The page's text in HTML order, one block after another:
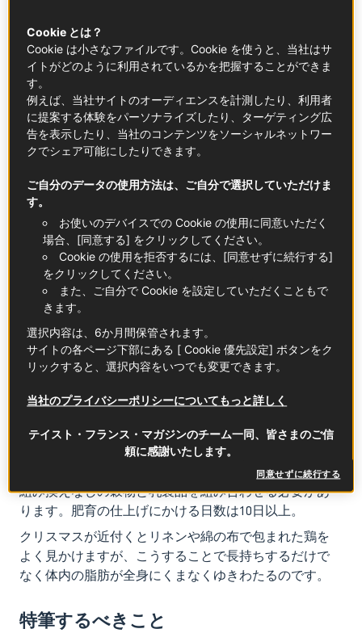
のないその風味と柔らかな食感は厳格な仕様に
基づく管理の賜物なのです。
知っておきたいこと
ブレス鶏という呼称が初めて登場したのは16世紀末。
サヴォワ地方の侵略者からこの街を守った領主に丸々
との記録がブール＝カン＝ブレスに残っています。極
ことが伺えるエピソードといえるでしょう。それから2
世紀以上の時を経て、ブレス鶏はブリア＝サヴァラン
のお墨付きを獲得します。この著名な美食家は自著
『味覚の生理学』の中でブレス鶏を『家禽の女王、王
の家禽』と称えました。
1957年には国民議会がブリア＝サヴァランの教えに倣
いAOC（原産地統制呼称）を認定。その後、ブレス鶏
はAOP認定を獲得します。仕様書は厳格この上なく、屋
外（豊かな牧草地15 m2）と快適な鶏舎（1 m2あたり12
月、七面鳥7ヵ月、シャポン8ヵ月とされ、さらに餌に
ついては全体の3分の1が自然界で自ら捕獲する虫な
ど、残りの3分の2はAOP認定地域内で生産された遺伝子
組み換えなしの穀物と乳製品を組み合わせる必要があ
ります。肥育の仕上げにかける日数は10日以上。
クリスマスが近付くとリネンや綿の布で包まれた鶏を
よく見かけますが、こうすることで長持ちするだけで
なく体内の脂肪が全身にくまなくゆきわたるのです。
特筆するべきこと
Cookie とは？
Cookie は小さなファイルです。Cookie を使うと、当社はサ
イトがどのように利用されているかを把握することができま
す。
例えば、当社サイトのオーディエンスを計測したり、利用者
に提案する体験をパーソナライズしたり、ターゲティング広
告を表示したり、当社のコンテンツをソーシャルネットワー
クでシェア可能にしたりできます。
ご自分のデータの使用方法は、ご自分で選択していただけま
す。
お使いのデバイスでの Cookie の使用に同意いただく
場合、[同意する] をクリックしてください。
Cookie の使用を拒否するには、[同意せずに続行する]
をクリックしてください。
また、ご自分で Cookie を設定していただくこともで
きます。
選択内容は、6か月間保管されます。
サイトの各ページ下部にある [ Cookie 優先設定] ボタンをク
リックすると、選択内容をいつでも変更できます。
当社のプライバシーポリシーについてもっと詳しく
テイスト・フランス・マガジンのチーム一同、皆さまのご信
頼に感謝いたします。
同意せずに続行する